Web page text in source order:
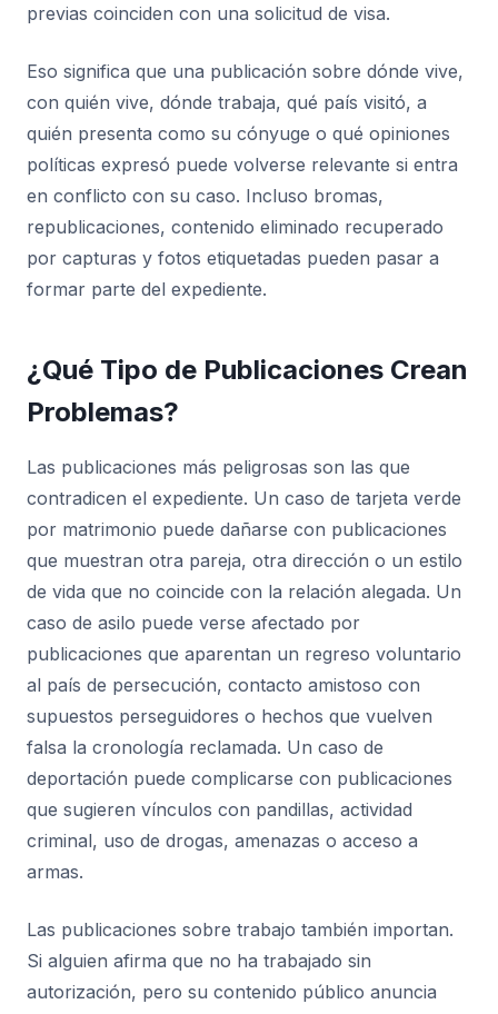
previas coinciden con una solicitud de visa.
Eso significa que una publicación sobre dónde vive,
con quién vive, dónde trabaja, qué país visitó, a
quién presenta como su cónyuge o qué opiniones
políticas expresó puede volverse relevante si entra
en conflicto con su caso. Incluso bromas,
republicaciones, contenido eliminado recuperado
por capturas y fotos etiquetadas pueden pasar a
formar parte del expediente.
¿Qué Tipo de Publicaciones Crean
Problemas?
Las publicaciones más peligrosas son las que
contradicen el expediente. Un caso de tarjeta verde
por matrimonio puede dañarse con publicaciones
que muestran otra pareja, otra dirección o un estilo
de vida que no coincide con la relación alegada. Un
caso de asilo puede verse afectado por
publicaciones que aparentan un regreso voluntario
al país de persecución, contacto amistoso con
supuestos perseguidores o hechos que vuelven
falsa la cronología reclamada. Un caso de
deportación puede complicarse con publicaciones
que sugieren vínculos con pandillas, actividad
criminal, uso de drogas, amenazas o acceso a
armas.
Las publicaciones sobre trabajo también importan.
Si alguien afirma que no ha trabajado sin
autorización, pero su contenido público anuncia